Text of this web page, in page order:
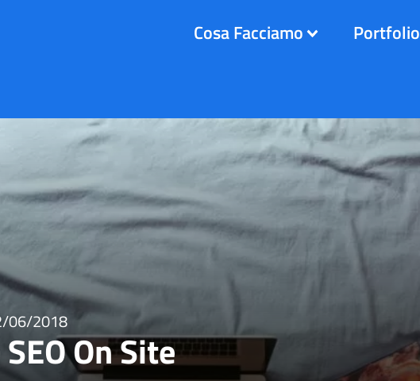
Cosa Facciamo Portfolio
06/2018
On Site